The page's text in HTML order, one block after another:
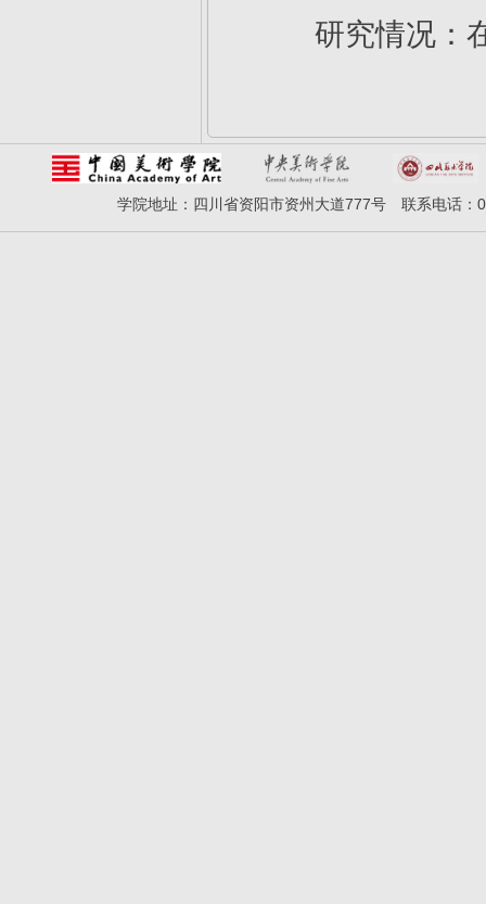
研究情况：
学院地址：四川省资阳市资州大道777号 联系电话：